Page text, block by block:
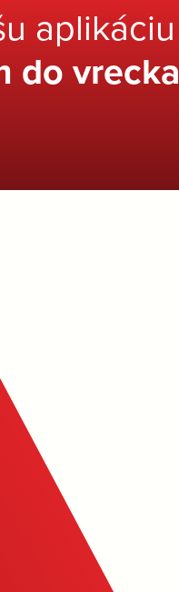
aplikáciu
do vrecka